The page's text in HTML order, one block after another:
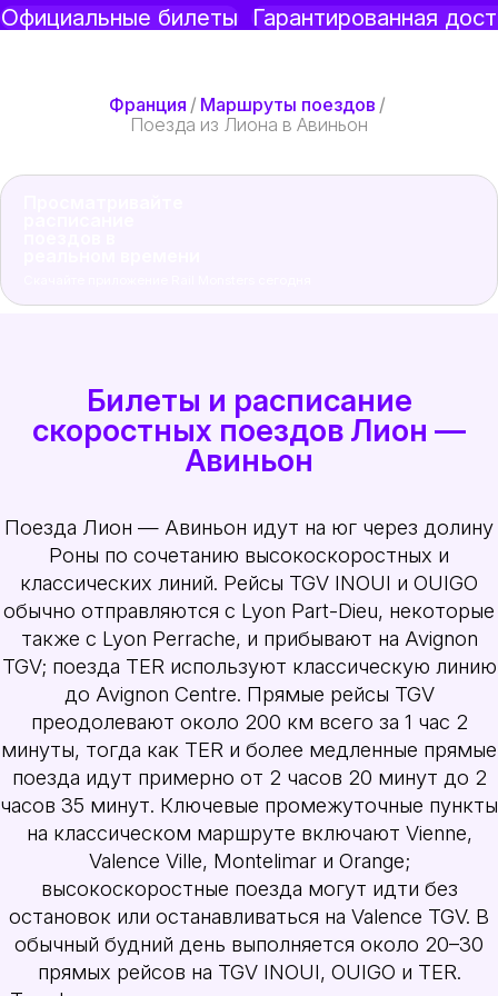
Официальные билеты Гарантированная
Франция / Маршруты поездов /
Поезда из Лиона в Авиньон
Билеты и расписание
скоростных поездов Лион —
Авиньон
Поезда Лион — Авиньон идут на юг через долину
Роны по сочетанию высокоскоростных и
классических линий. Рейсы TGV INOUI и OUIGO
обычно отправляются с Lyon Part-Dieu, некоторые
также с Lyon Perrache, и прибывают на Avignon
TGV; поезда TER используют классическую линию
до Avignon Centre. Прямые рейсы TGV
преодолевают около 200 км всего за 1 час 2
минуты, тогда как TER и более медленные прямые
поезда идут примерно от 2 часов 20 минут до 2
часов 35 минут. Ключевые промежуточные пункты
на классическом маршруте включают Vienne,
Valence Ville, Montelimar и Orange;
высокоскоростные поезда могут идти без
остановок или останавливаться на Valence TGV. В
обычный будний день выполняется около 20–30
прямых рейсов на TGV INOUI, OUIGO и TER.